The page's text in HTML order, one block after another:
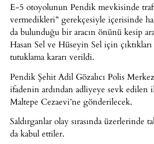
E-5 otoyolunun Pendik mevkisinde
vermedikleri” gerekçesiyle içerisinde
da bulunduğu bir aracın önünü kesip
Hasan Sel ve Hüseyin Sel için
tutuklama kararı verildi.
Pendik Şehit Adil Gözalıcı Polis
ifadenin ardından adliyeye sevk edilen
Maltepe Cezaevi’ne gönderilecek.
Saldırganlar olay sırasında üzerlerinde
da kabul ettiler.